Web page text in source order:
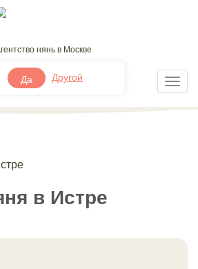
нянь в Москве
(495) 032-49-41
Да Другой
в Истре